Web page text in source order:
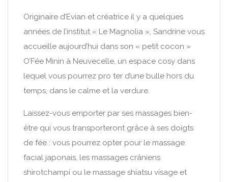
Originaire d’Evian et créatrice il y a quelques
années de l’institut « Le Magnolia », Sandrine vous
accueille aujourd’hui dans son « petit cocon »
O’Fée Minin à Neuvecelle, un espace cosy dans
lequel vous pourrez pro ter d’une bulle hors du
temps, dans le calme et la verdure.
Laissez-vous emporter par ses massages bien-
être qui vous transporteront grâce à ses doigts
de fée : vous pourrez opter pour le massage
facial japonais, les massages crâniens
shirotchampi ou le massage shiatsu visage et